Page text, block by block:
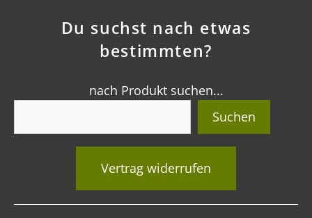
Du suchst nach etwas
bestimmten?
nach Produkt suchen...
Suchen
Vertrag widerrufen